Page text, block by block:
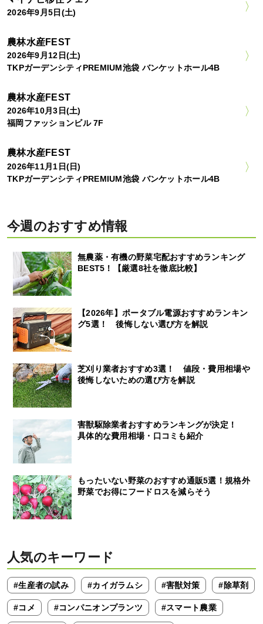
2026年9月5日(土)
農林水産FEST
2026年9月12日(土)
TKPガーデンシティPREMIUM池袋 バンケットホール4B
農林水産FEST
2026年10月3日(土)
福岡ファッションビル 7F
農林水産FEST
2026年11月1日(日)
TKPガーデンシティPREMIUM池袋 バンケットホール4B
今週のおすすめ情報
無農薬・有機の野菜宅配おすすめランキング
BEST5！【厳選8社を徹底比較】
【2026年】ポータブル電源おすすめランキン
グ5選！ 後悔しない選び方を解説
芝刈り業者おすすめ3選！ 値段・費用相場や
後悔しないための選び方を解説
害獣駆除業者おすすめランキングが決定！
具体的な費用相場・口コミも紹介
もったいない野菜のおすすめ通販5選！規格外
野菜でお得にフードロスを減らそう
人気のキーワード
#生産者の試み #カイガラムシ #害獣対策 #除草剤
#コメ #コンパニオンプランツ #スマート農業